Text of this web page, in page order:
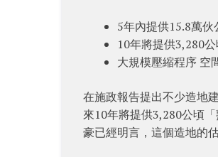
5年內提供15.8萬伙
10年將提供3,280公
大規模壓縮程序 空
在施政報告提出不少造地
來10年將提供3,280公頃
豪已經明言，這個造地的